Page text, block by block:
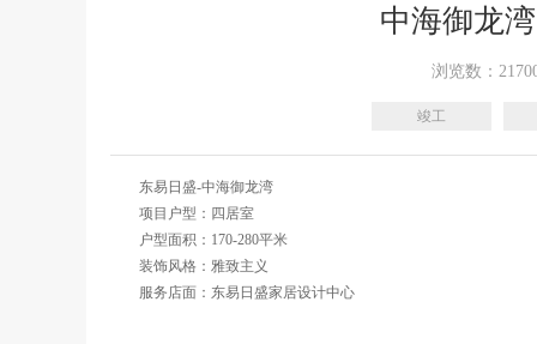
中海御龙
浏览数：
竣工
东易日盛-中海御龙湾
项目户型：四居室
户型面积：170-280平米
装饰风格：雅致主义
服务店面：东易日盛家居设计中心